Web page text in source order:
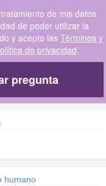
de mis datos
de poder utilizar la
y acepto las Términos y
de privacidad.
pregunta
humano